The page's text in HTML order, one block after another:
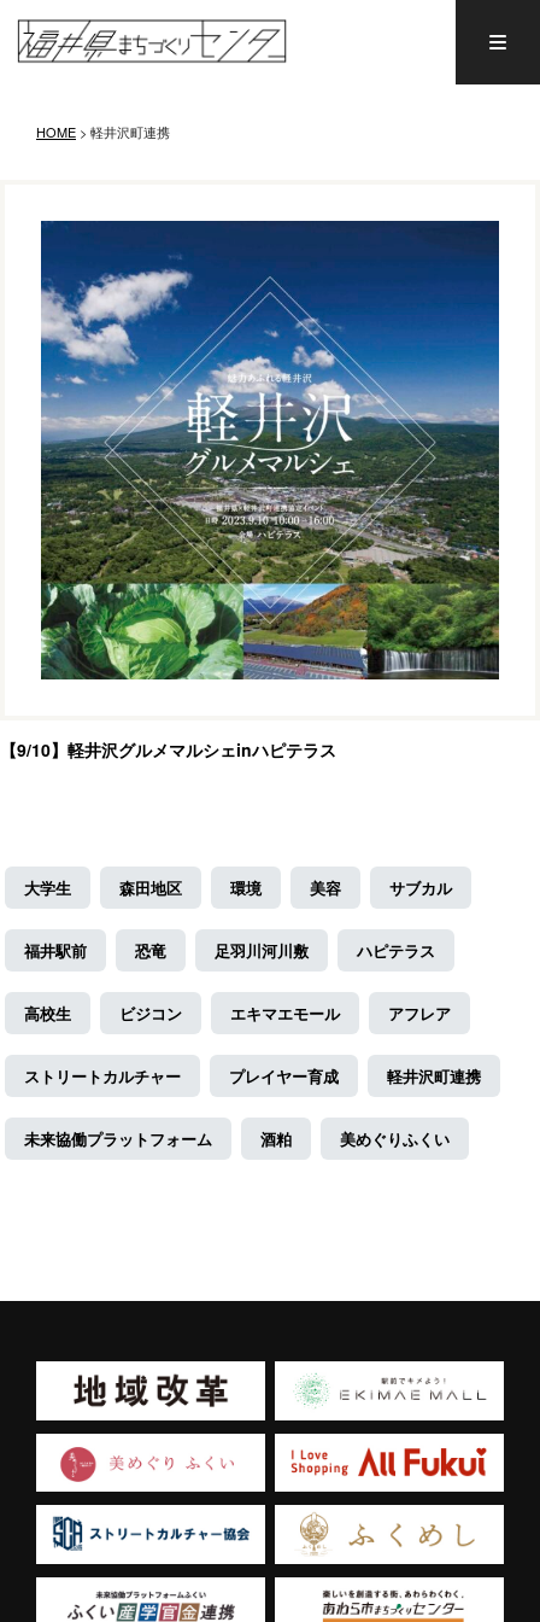
HOME > 軽井沢町連携
【9/10】軽井沢グルメマルシェinハピテラス
大学生 森田地区 環境 美容 サブカル
福井駅前 恐竜 足羽川河川敷 ハピテラス
高校生 ビジコン エキマエモール アフレア
ストリートカルチャー プレイヤー育成 軽井沢町連携
未来協働プラットフォーム 酒粕 美めぐりふくい